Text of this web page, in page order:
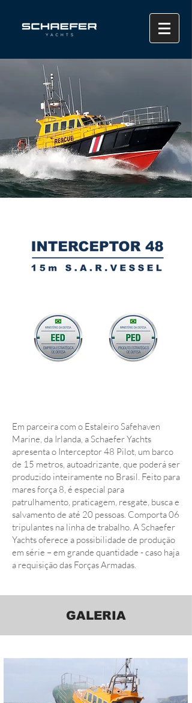
Em parceira com o Estaleiro Safehaven
Marine, da Irlanda, a Schaefer Yachts
apresenta o Interceptor 48 Pilot, um barco
de 15 metros, autoadrizante, que poderá ser
produzido inteiramente no Brasil. Feito para
mares força 8, é especial para
patrulhamento, praticagem, resgate, busca e
salvamento de até 20 pessoas. Comporta 06
tripulantes na linha de trabalho. A Schaefer
Yachts oferece a possibilidade de produção
em série – em grande quantidade - caso haja
a requisição das Forças Armadas.
GALERIA